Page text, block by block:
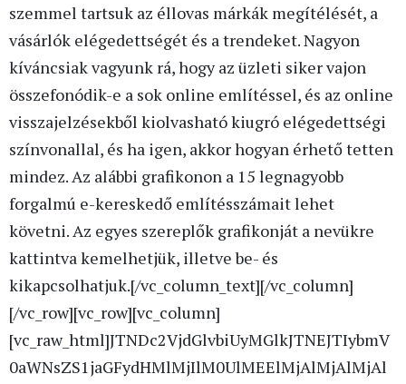
szemmel tartsuk az éllovas márkák megítélését, a
vásárlók elégedettségét és a trendeket. Nagyon
kíváncsiak vagyunk rá, hogy az üzleti siker vajon
összefonódik-e a sok online említéssel, és az online
visszajelzésekből kiolvasható kiugró elégedettségi
színvonallal, és ha igen, akkor hogyan érhető tetten
mindez. Az alábbi grafikonon a 15 legnagyobb
forgalmú e-kereskedő említésszámait lehet
követni. Az egyes szereplők grafikonját a nevükre
kattintva kemelhetjük, illetve be- és
kikapcsolhatjuk.[/vc_column_text][/vc_column]
[/vc_row][vc_row][vc_column]
[vc_raw_html]JTNDc2VjdGlvbiUyMGlkJTNEJTIybmV
0aWNsZS1jaGFydHMlMjIlM0UlMEElMjAlMjAlMjAl